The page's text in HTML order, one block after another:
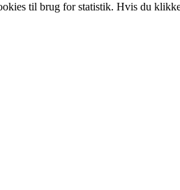
til brug for statistik. Hvis du